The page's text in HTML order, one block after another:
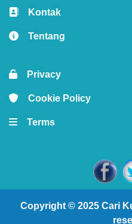
Kontak
Tentang
Privacy
Cookie Policy
Terms
Copyright © 2025 Cari